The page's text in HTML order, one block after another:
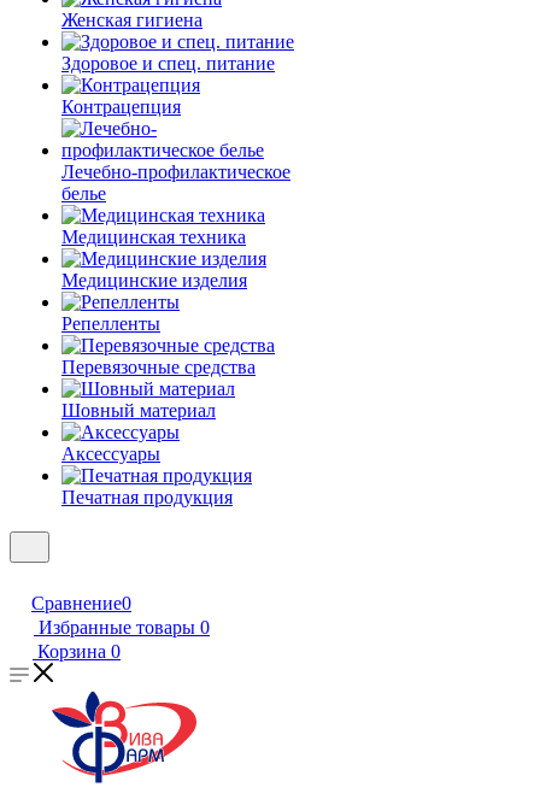
Женская гигиена
Здоровое и спец. питание
Контрацепция
Лечебно-профилактическое
белье
Медицинская техника
Медицинские изделия
Репелленты
Перевязочные средства
Шовный материал
Аксессуары
Печатная продукция
Сравнение0
Избранные товары 0
Корзина 0